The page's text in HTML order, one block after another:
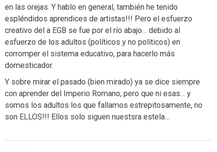
en las orejas. Y hablo en general, también he tenido
espléndidos aprendices de artistas!!! Pero el esfuerzo
creativo del a EGB se fue por el río abajo… debido al
esfuerzo de los adultos (políticos y no políticos) en
corromper el sistema educativo, para hacerlo más
domesticador.
Y sobre mirar el pasado (bien mirado) ya se dice siempre
con aprender del Imperio Romano, pero que ni esas… y
somos los adultos los que fallamos estrepitosamente, no
son ELLOS!!! Ellos solo siguen nuestsra estela…